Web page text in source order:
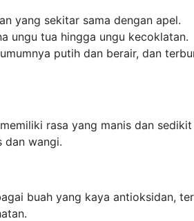
yang sekitar sama dengan apel.
ungu tua hingga ungu kecoklatan.
putih dan berair, dan
rasa yang manis dan sedikit
dan wangi.
buah yang kaya antioksidan,